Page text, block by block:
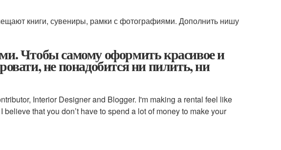
книги, сувениры, рамки с фотографиями. Дополнить нишу
Чтобы самому оформить красивое и
не понадобится ни пилить, ни
Interior Designer and Blogger. I'm making a rental feel like
that you don’t have to spend a lot of money to make your